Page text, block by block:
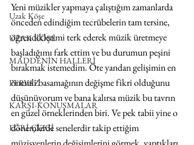
Uzak Köşe
UZAK KÖŞE
MADDENİN HALLERİ
PERVAZ
KARŞI-KONUŞMALAR
EĞRİ ÇİZGİ
Yeni müzikler yapmaya çalıştığım zamanlarda
önceden edindiğim tecrübelerin tam tersine,
öğrendiklerimi terk ederek müzik üretmeye
başladığımı fark ettim ve bu durumun peşini
bırakmak istemedim. Öte yandan gelişimin en
önemli basamağının değişme fikri olduğunu
düşünüyorum ve bana kalırsa müzik bu tavrın
en güzel örneklerinden biri. Ve pek tabii yine o
dönemlerde senelerdir takip ettiğim